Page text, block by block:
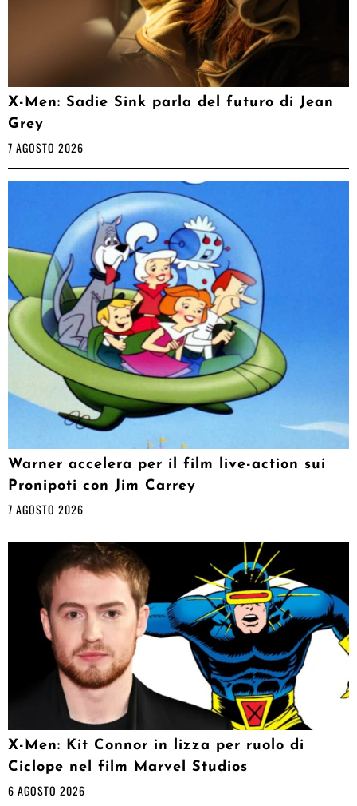
X-Men: Sadie Sink parla del futuro di Jean
Grey
7 AGOSTO 2026
Warner accelera per il film live-action sui
Pronipoti con Jim Carrey
7 AGOSTO 2026
X-Men: Kit Connor in lizza per ruolo di
Ciclope nel film Marvel Studios
6 AGOSTO 2026